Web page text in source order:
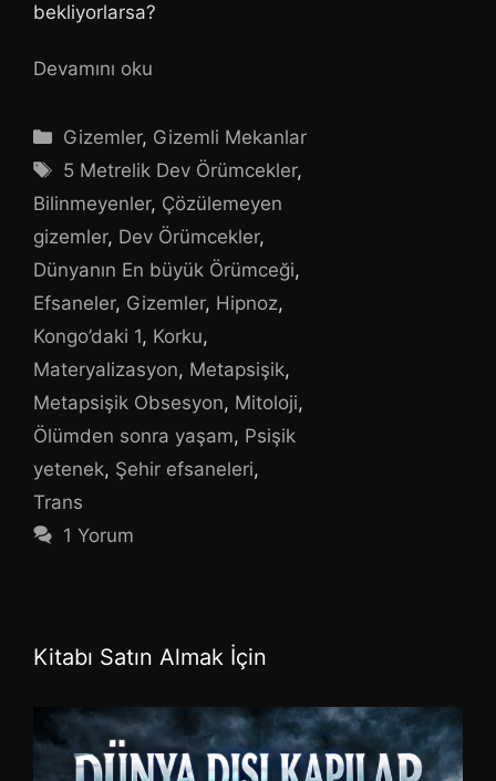
bekliyorlarsa?
Devamını oku
Kategoriler
Gizemler, Gizemli Mekanlar
Etiketler
5 Metrelik Dev Örümcekler,
Bilinmeyenler, Çözülemeyen
gizemler, Dev Örümcekler,
Dünyanın En büyük Örümceği,
Efsaneler, Gizemler, Hipnoz,
Kongo’daki 1, Korku,
Materyalizasyon, Metapsişik,
Metapsişik Obsesyon, Mitoloji,
Ölümden sonra yaşam, Psişik
yetenek, Şehir efsaneleri,
Trans
1 Yorum
Kitabı Satın Almak İçin